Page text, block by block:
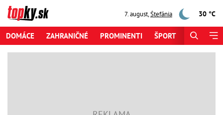
7. august,Štefánia 30 °C
DOMÁCE ZAHRANIČNÉ PROMINENTI ŠPORT